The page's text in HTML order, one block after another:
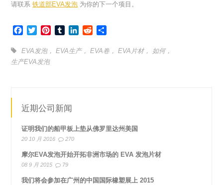
请联系铁道部EVA发泡 为你的下一个项目。
Facebook
TwitterPinterestTumblrLinkedInReddit
EVA发泡，EVA生产，EVA卷 ，EVA片材， 如何，
生产EVA发泡
近期公司新闻
证明我们的船甲板上垫从佛罗里达州美国
20 10 月 2016 270
摩尔EVA发泡开始开拓非洲市场的 EVA 发泡片材
08 9 月 2015 79
我们将会参加在广州的中国国际橡塑展上 2015